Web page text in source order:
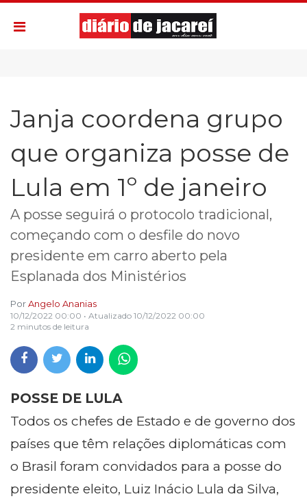
Janja coordena grupo
que organiza posse de
Lula em 1º de janeiro
A posse seguirá o protocolo tradicional,
começando com o desfile do novo
presidente em carro aberto pela
Esplanada dos Ministérios
PorAngelo Ananias
10/12/2022 00:00 • Atualizado 10/12/2022 00:00
2 minutos de leitura
POSSE DE LULA
Todos os chefes de Estado e de governo dos
países que têm relações diplomáticas com
o Brasil foram convidados para a posse do
presidente eleito, Luiz Inácio Lula da Silva,